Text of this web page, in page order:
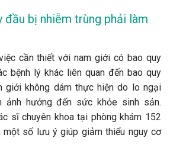
đầu bị nhiễm trùng phải làm
cần thiết với nam giới có bao quy
bệnh lý khác liên quan đến bao quy
giới không dám thực hiện do lo ngại
ảnh hưởng đến sức khỏe sinh sản.
sĩ chuyên khoa tại phòng khám 152
một số lưu ý giúp giảm thiểu nguy cơ